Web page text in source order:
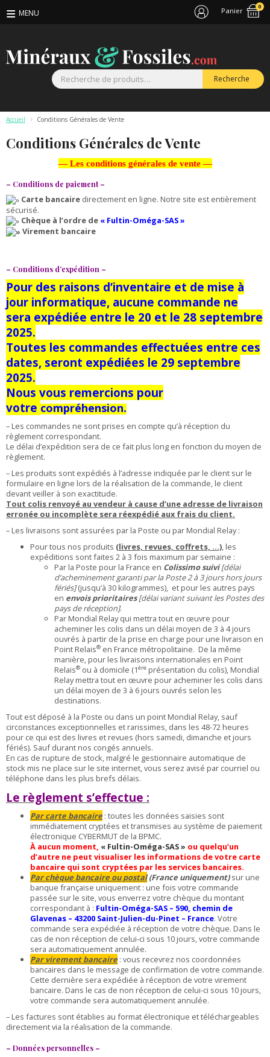
Panier 0
Recherche
Accueil > Conditions Générales de Vente
Conditions Générales de Vente
— Les conditions générales de vente —
– Conditions de paiement –
Carte bancaire directement en ligne. Notre site est entièrement
sécurisé.
Chèque à l’ordre de « Fultin-Oméga-SAS »
Virement bancaire
– Conditions d’expédition –
Pour des raisons d’inventaire et de mise à
jour informatique, aucune commande ne
sera expédiée entre le 20 et le 28 septembre
2025.
Toutes les commandes effectuées entre ces
dates, seront expédiées le 29 septembre
2025.
Nous vous remercions pour
votre compréhension.
– Les commandes ne sont prises en compte qu’à réception du
règlement correspondant.
Le délai d’expédition sera de ce fait plus long en fonction du moyen de
règlement.
– Les produits sont expédiés à l’adresse indiquée par le client sur le
formulaire en ligne lors de la réalisation de la commande, le client
devant veiller à son exactitude.
Tout colis renvoyé au vendeur à cause d’une adresse de livraison
erronée ou incomplète sera réexpédié aux frais du client.
– Les livraisons sont assurées par la Poste ou par Mondial Relay :
Pour tous nos produits (livres, revues, coffrets, …), les
expéditions sont faites 2 à 3 fois maximum par semaine :
Par la Poste pour la France en Colissimo suivi[délai
d’acheminement garanti par la Poste 2 à 3 jours hors jours
fériés] (jusqu’à 30 kilogrammes), et pour les autres pays
en envois prioritaires [délai variant suivant les Postes des
pays de réception].
Par Mondial Relay qui mettra tout en œuvre pour
acheminer les colis dans un délai moyen de 3 à 4 jours
ouvrés à partir de la prise en charge pour une livraison en
Point Relais® en France métropolitaine. De la même
manière, pour les livraisons internationales en Point
Relais® ou à domicile (1ère présentation du colis), Mondial
Relay mettra tout en œuvre pour acheminer les colis dans
un délai moyen de 3 à 6 jours ouvrés selon les
destinations.
Tout est déposé à la Poste ou dans un point Mondial Relay, sauf
circonstances exceptionnelles et rarissimes, dans les 48-72 heures
pour ce qui est des livres et revues (hors samedi, dimanche et jours
fériés). Sauf durant nos congés annuels.
En cas de rupture de stock, malgré le gestionnaire automatique de
stock mis ne place sur le site internet, vous serez avisé par courriel ou
téléphone dans les plus brefs délais.
Le règlement s’effectue :
Par carte bancaire : toutes les données saisies sont
immédiatement cryptées et transmises au système de paiement
électronique CYBERMUT de la BPMC.
À aucun moment, « Fultin-Oméga-SAS » ou quelqu’un
d’autre ne peut visualiser les informations de votre carte
bancaire qui sont cryptées par les services bancaires.
Par chèque bancaire ou postal(France uniquement)sur une
banque française uniquement : une fois votre commande
passée sur le site, vous enverrez votre chèque du montant
correspondant à : Fultin-Oméga-SAS – 590, chemin de
Glavenas – 43200 Saint-Julien-du-Pinet – France. Votre
commande sera expédiée à réception de votre chèque. Dans le
cas de non réception de celui-ci sous 10 jours, votre commande
sera automatiquement annulée.
Par virement bancaire : vous recevrez nos coordonnées
bancaires dans le message de confirmation de votre commande.
Cette dernière sera expédiée à réception de votre virement
bancaire. Dans le cas de non réception de celui-ci sous 10 jours,
votre commande sera automatiquement annulée.
– Les factures sont établies au format électronique et téléchargeables
directement via la réalisation de la commande.
– Données personnelles –